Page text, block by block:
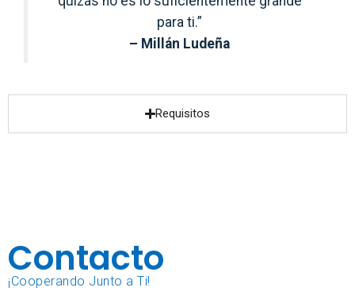
para ti.”
– Millán Ludeña
Requisitos
Contacto
¡Cooperando Junto a Ti!